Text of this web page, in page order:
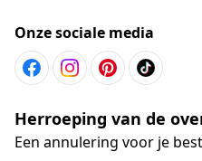
Onze sociale media
Herroeping van de
Een annulering voor je